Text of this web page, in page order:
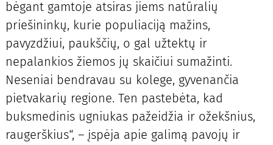
bėgant gamtoje atsiras jiems natūralių
priešininkų, kurie populiaciją mažins,
pavyzdžiui, paukščių, o gal užtektų ir
nepalankios žiemos jų skaičiui sumažinti.
Neseniai bendravau su kolege, gyvenančia
pietvakarių regione. Ten pastebėta, kad
buksmedinis ugniukas pažeidžia ir ožekšnius,
raugerškius“, – įspėja apie galimą pavojų ir